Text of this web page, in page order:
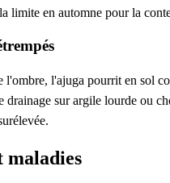
limite en automne pour la
l'ombre, l'ajuga pourrit en sol
drainage sur argile lourde ou
maladies